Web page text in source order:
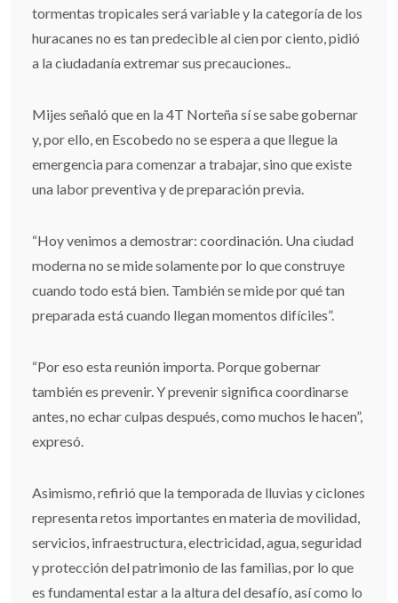
tormentas tropicales será variable y la categoría de los
huracanes no es tan predecible al cien por ciento, pidió
a la ciudadanía extremar sus precauciones..
Mijes señaló que en la 4T Norteña sí se sabe gobernar
y, por ello, en Escobedo no se espera a que llegue la
emergencia para comenzar a trabajar, sino que existe
una labor preventiva y de preparación previa.
“Hoy venimos a demostrar: coordinación. Una ciudad
moderna no se mide solamente por lo que construye
cuando todo está bien. También se mide por qué tan
preparada está cuando llegan momentos difíciles”.
“Por eso esta reunión importa. Porque gobernar
también es prevenir. Y prevenir significa coordinarse
antes, no echar culpas después, como muchos le hacen”,
expresó.
Asimismo, refirió que la temporada de lluvias y ciclones
representa retos importantes en materia de movilidad,
servicios, infraestructura, electricidad, agua, seguridad
y protección del patrimonio de las familias, por lo que
es fundamental estar a la altura del desafío, así como lo